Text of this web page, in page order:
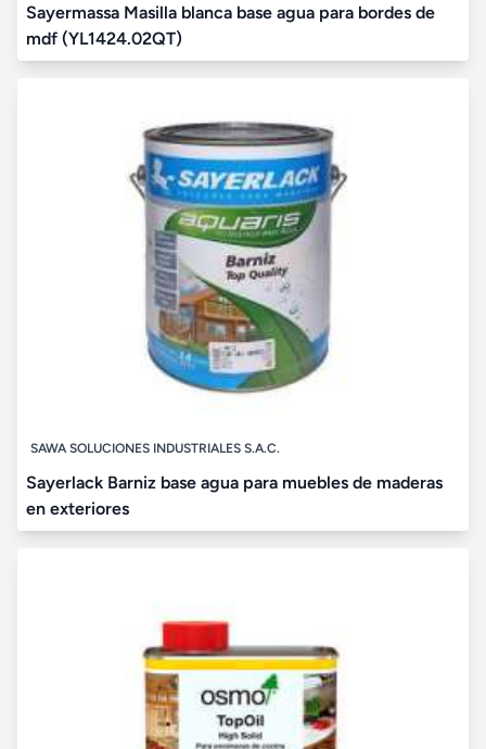
Sayermassa Masilla blanca base agua para bordes de
mdf (YL1424.02QT)
SAWA SOLUCIONES INDUSTRIALES S.A.C.
Sayerlack Barniz base agua para muebles de maderas
en exteriores